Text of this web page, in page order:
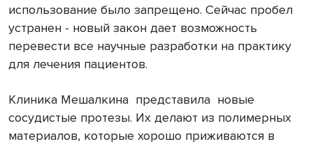
использование было запрещено. Сейчас пробел
устранен - новый закон дает возможность
перевести все научные разработки на практику
для лечения пациентов.
Клиника Мешалкина представила новые
сосудистые протезы. Их делают из полимерных
материалов, которые хорошо приживаются в